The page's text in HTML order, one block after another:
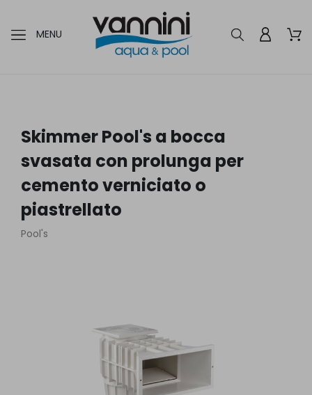
MENU
Skimmer Pool's a bocca
svasata con prolunga per
cemento verniciato o
piastrellato
Pool's